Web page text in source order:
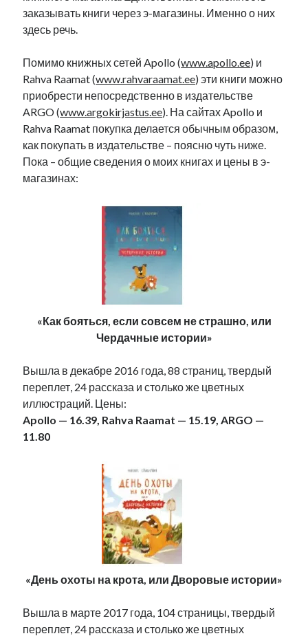
заказывать книги через э-магазины. Именно о них
здесь речь.
Помимо книжных сетей Apollo (www.apollo.ee) и
Rahva Raamat (www.rahvaraamat.ee) эти книги можно
приобрести непосредственно в издательстве
ARGO (www.argokirjastus.ee). На сайтах Apollo и
Rahva Raamat покупка делается обычным образом,
как покупать в издательстве – поясню чуть ниже.
Пока – общие сведения о моих книгах и цены в э-
магазинах:
«Как бояться, если совсем не страшно, или
Чердачные истории»
Вышла в декабре 2016 года, 88 страниц, твердый
переплет, 24 рассказа и столько же цветных
иллюстраций. Цены:
Apollo — 16.39, Rahva Raamat — 15.19, ARGO —
11.80
«День охоты на крота, или Дворовые истории»
Вышла в марте 2017 года, 104 страницы, твердый
переплет, 24 рассказа и столько же цветных